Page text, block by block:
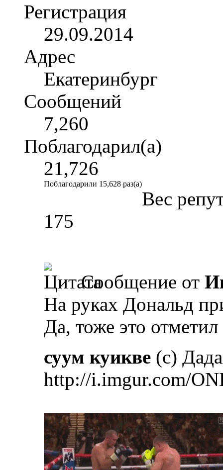
Регистрация
29.09.2014
Адрес
Екатеринбург
Сообщений
7,260
Поблагодарил(а)
21,726
Поблагодарили 15,628 раз(а)
Вес
175
Сообщение от
На руках Дональд
Да, тоже это отметил
суум куикве (с)
http://i.imgur.com/